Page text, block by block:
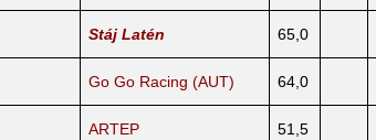
Stáj Latén 65,0
Go Go Racing (AUT) 64,0
ARTEP 51,5